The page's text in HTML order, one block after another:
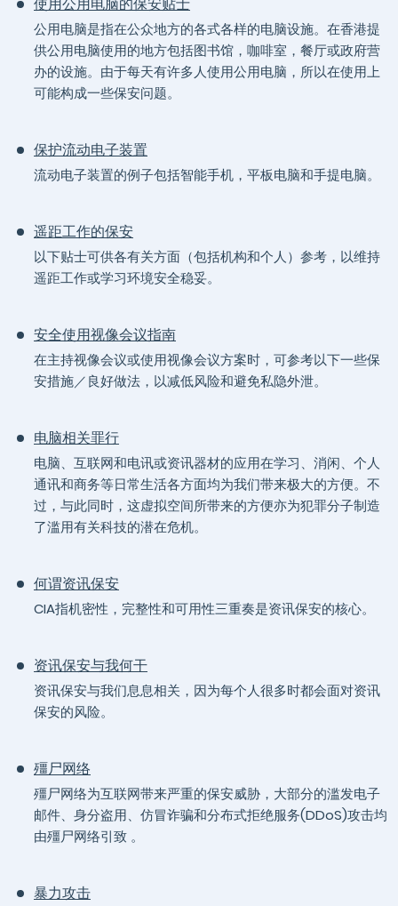
公用电脑是指在公众地方的各式各样的电脑设施。在香港提
供公用电脑使用的地方包括图书馆，咖啡室，餐厅或政府营
办的设施。由于每天有许多人使用公用电脑，所以在使用上
可能构成一些保安问题。
保护流动电子装置
流动电子装置的例子包括智能手机，平板电脑和手提电脑。
遥距工作的保安
以下贴士可供各有关方面（包括机构和个人）参考，以维持
遥距工作或学习环境安全稳妥。
安全使用视像会议指南
在主持视像会议或使用视像会议方案时，可参考以下一些保
安措施／良好做法，以减低风险和避免私隐外泄。
电脑相关罪行
电脑、互联网和电讯或资讯器材的应用在学习、消闲、个人
通讯和商务等日常生活各方面均为我们带来极大的方便。不
过，与此同时，这虚拟空间所带来的方便亦为犯罪分子制造
了滥用有关科技的潜在危机。
何谓资讯保安
CIA指机密性，完整性和可用性三重奏是资讯保安的核心。
资讯保安与我何干
资讯保安与我们息息相关，因为每个人很多时都会面对资讯
保安的风险。
殭尸网络
殭尸网络为互联网带来严重的保安威胁，大部分的滥发电子
邮件、身分盗用、仿冒诈骗和分布式拒绝服务(DDoS)攻击均
由殭尸网络引致 。
暴力攻击